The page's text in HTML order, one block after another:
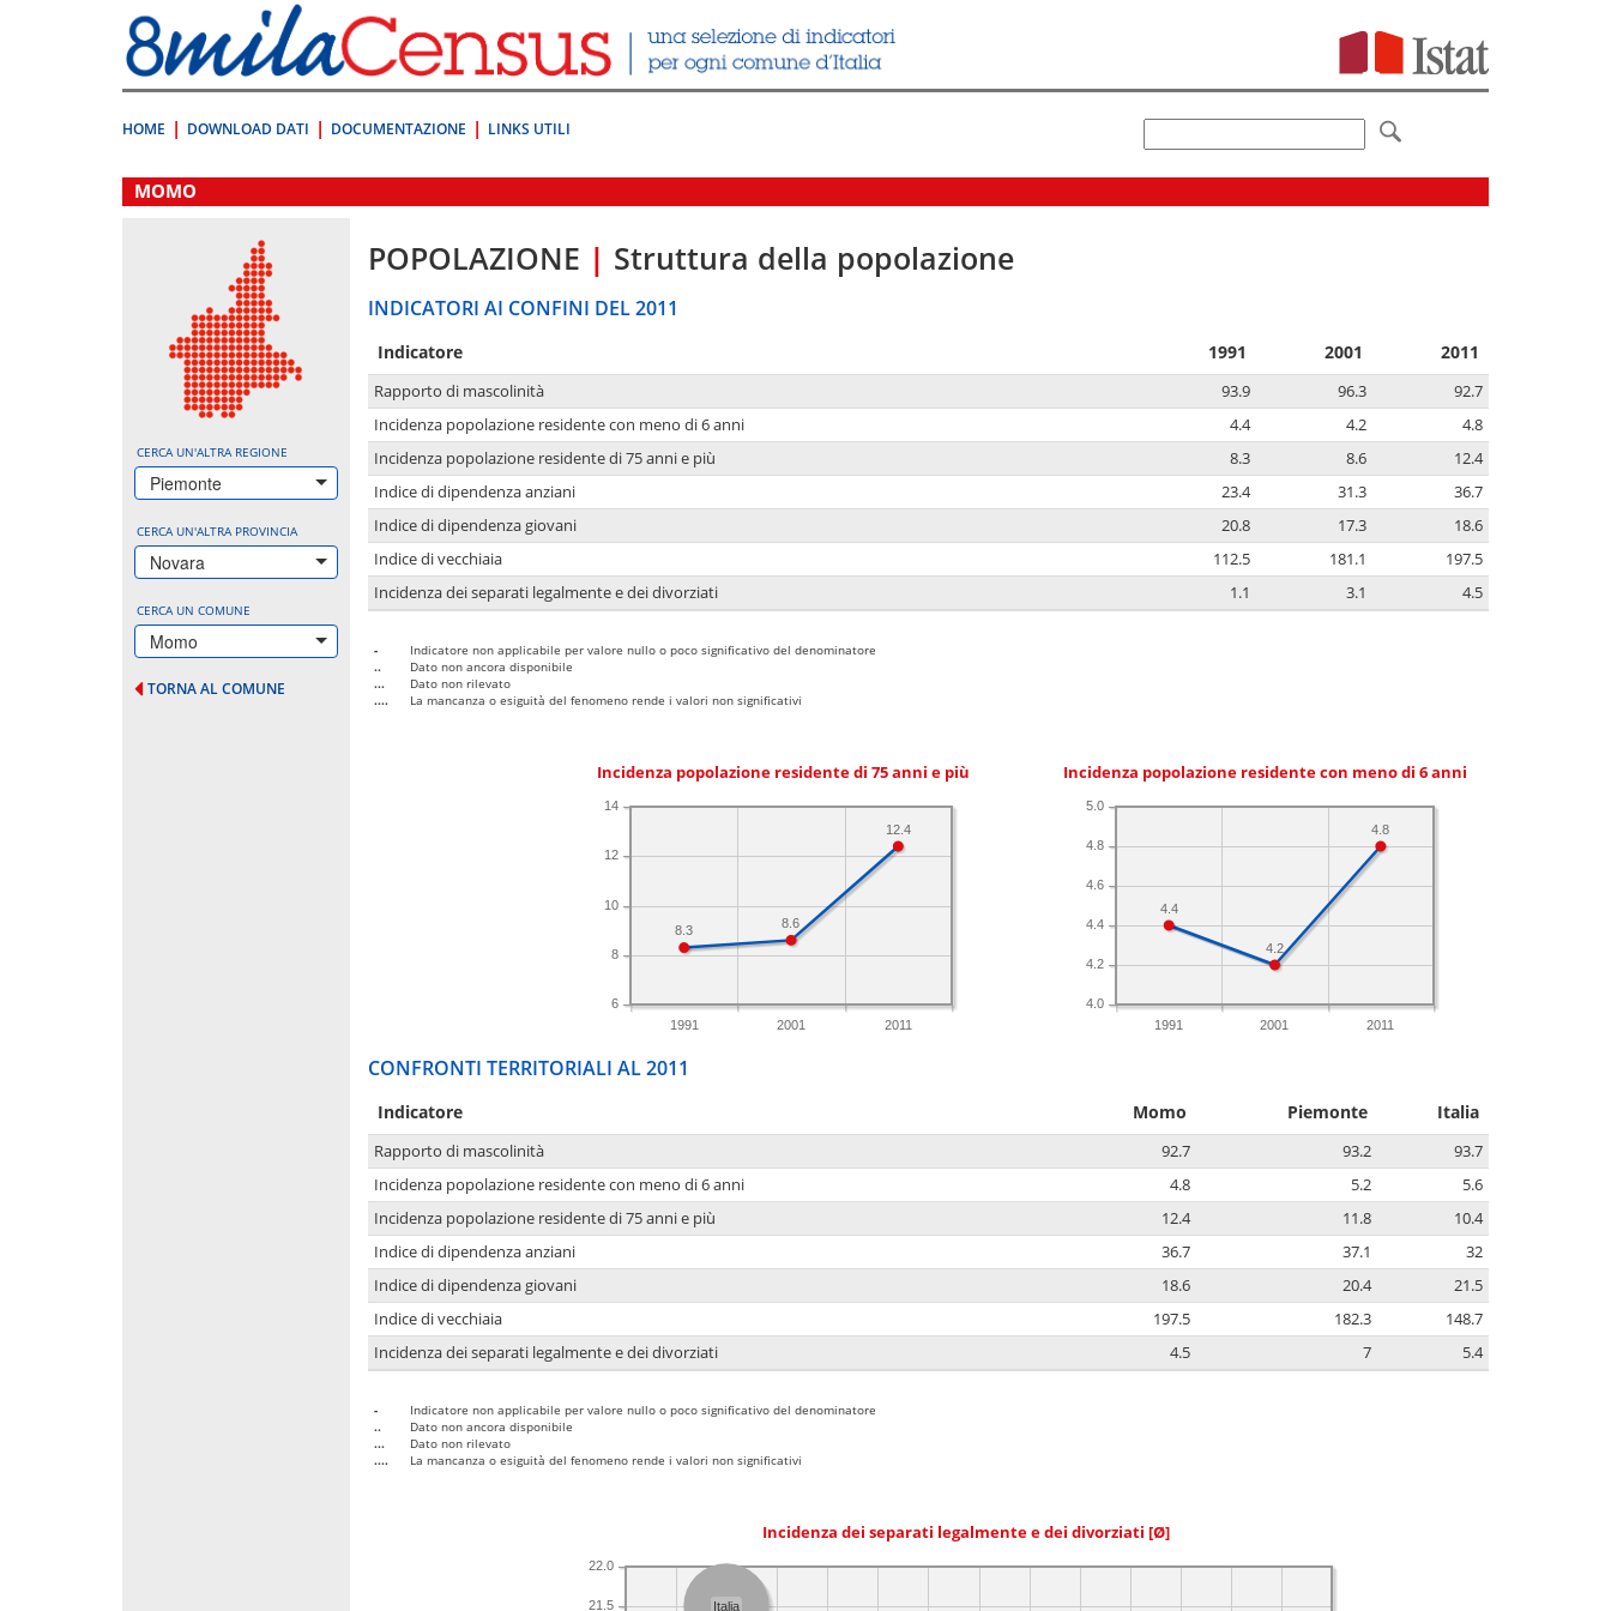
direttamente
a:
Contenuto
HOME DOWNLOAD DATI DOCUMENTAZIONE LINKS UTILI
.
MOMO
CERCA UN'ALTRA REGIONE
Piemonte
CERCA UN'ALTRA PROVINCIA
Novara
CERCA UN COMUNE
Momo
TORNA AL COMUNE
POPOLAZIONE | Struttura della popolazione
INDICATORI AI CONFINI DEL 2011
Indicatore 1991 2001 2011
Rapporto di mascolinità 93.9 96.3
92.7
Incidenza popolazione residente con meno di 6 anni
4.4 4.2
4.8
Incidenza popolazione residente di 75 anni e più
8.3 8.6
12.4
Indice di dipendenza anziani
23.4 31.3
36.7
Indice di dipendenza giovani
20.8 17.3
18.6
Indice di vecchiaia
112.5 181.1
197.5
Incidenza dei separati legalmente e dei divorziati
1.1 3.1 4.5
-
Indicatore non applicabile per valore nullo o poco significativo del denominatore
..
Dato non ancora disponibile
...
Dato non rilevato
....
La mancanza o esiguità del fenomeno rende i valori non significativi
Incidenza popolazione residente di 75 anni e più
1991 2001 2011
6
8
10
12
14
12.4
8.6
8.3
Incidenza popolazione residente con meno di 6 anni
1991 2001 2011
4.0
4.2
4.4
4.6
4.8
5.0
4.8
4.2
4.4
CONFRONTI TERRITORIALI AL 2011
Indicatore Momo Piemonte Italia
Rapporto di mascolinità 92.7 93.2
93.7
Incidenza popolazione residente con meno di 6 anni
4.8 5.2
5.6
Incidenza popolazione residente di 75 anni e più
12.4 11.8
10.4
Indice di dipendenza anziani
36.7 37.1
32
Indice di dipendenza giovani
18.6 20.4
21.5
Indice di vecchiaia
197.5 182.3
148.7
Incidenza dei separati legalmente e dei divorziati
4.5 7 5.4
-
Indicatore non applicabile per valore nullo o poco significativo del denominatore
..
Dato non ancora disponibile
...
Dato non rilevato
....
La mancanza o esiguità del fenomeno rende i valori non significativi
Incidenza dei separati legalmente e dei divorziati [Ø]
21.5
22.0
Italia